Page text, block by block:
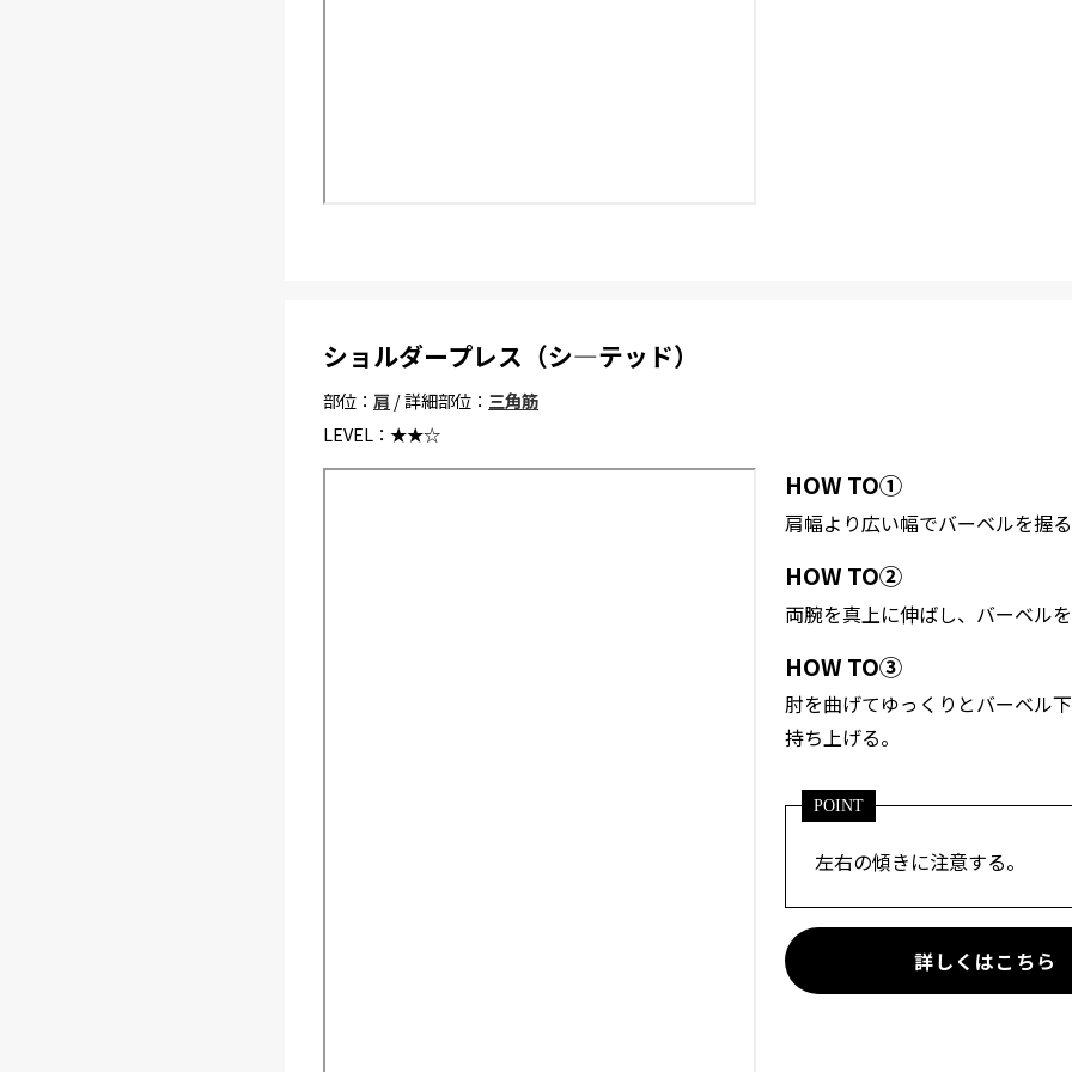
ショルダープレス（シ―テッド）
部位： 肩/ 詳細部位： 三角筋
LEVEL： ★★☆
HOW TO①
肩幅より広い幅でバーベルを握
HOW TO②
両腕を真上に伸ばし、バーベル
HOW TO③
肘を曲げてゆっくりとバーベル
持ち上げる。
POINT
左右の傾きに注意する。
詳しくはこちら